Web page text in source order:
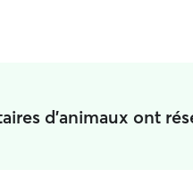
d'animaux ont